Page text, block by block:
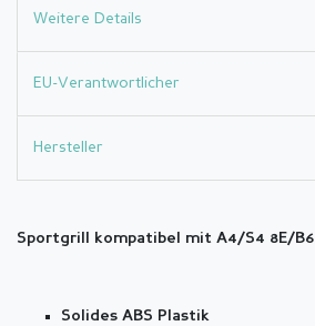
Weitere Details
EU-Verantwortlicher
Hersteller
Sportgrill kompatibel mit A4/S4 8E/B6
Solides ABS Plastik